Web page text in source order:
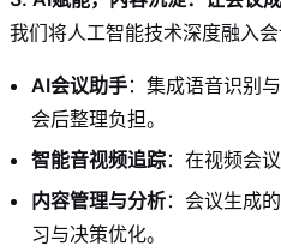
我们将人工智能技术深度融入会
AI会议助手：集成语音识别
会后整理负担。
智能音视频追踪：在视频会
内容管理与分析：会议生成
习与决策优化。